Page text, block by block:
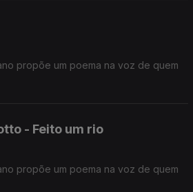
propõe um poema na voz de quem
- Feito um rio
propõe um poema na voz de quem